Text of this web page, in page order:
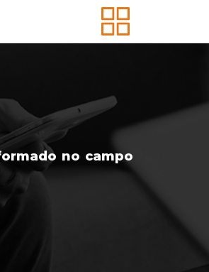
no campo